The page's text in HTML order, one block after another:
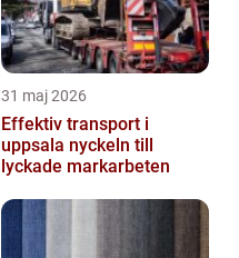
31 maj 2026
Effektiv transport i
uppsala nyckeln till
lyckade markarbeten